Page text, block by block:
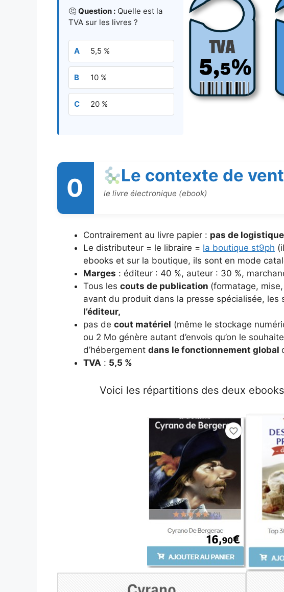
🤔 Question : Quelle est la
TVA sur les livres ?
5,5 %
10 %
20 %
0 Le contexte de
le livre électronique (ebook)
Contrairement au livre papier : pas de logistique
Le distributeur = le libraire = la boutique st9ph
ebooks et sur la boutique, ils sont en mode
Marges : éditeur : 40 %, auteur : 30 %,
Tous les couts de publication (formatage,
avant du produit dans la presse spécialisée,
l’éditeur,
pas de cout matériel (même le stockage
ou 2 Mo génère autant d’envois qu’on le
d’hébergement dans le fonctionnement global
TVA : 5,5 %
Voici les répartitions des deux